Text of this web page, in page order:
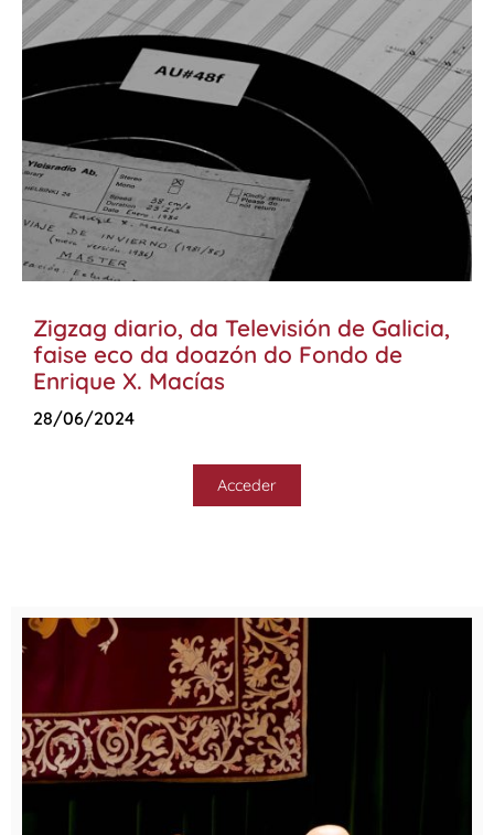
Zigzag diario, da Televisión de Galicia,
faise eco da doazón do Fondo de
Enrique X. Macías
28/06/2024
Acceder